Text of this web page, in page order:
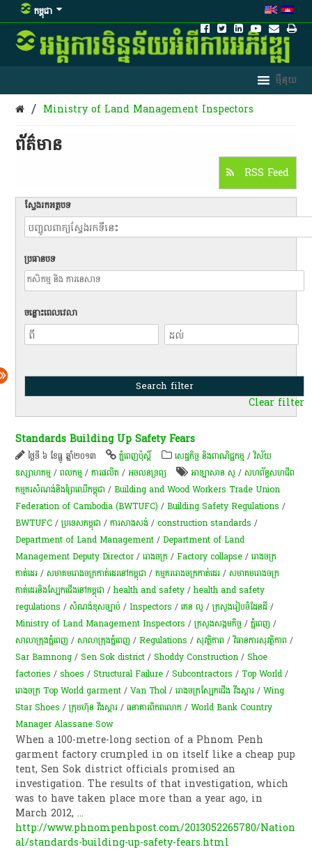
កម្ពុជា
/ Ministry of Land Management Inspectors
ព័ត៌មាន​
RSS Feed
ស្វែងរកអត្ថបទ
ប្រធានបទ
ចន្លោះពេលវេលា
Clear filter
Standards Building Up Safety Fears
ថ្ងៃទី ៦ ខែធ្នូ ឆ្នាំ២០១៣ ភ្នំពេញប៉ុស្តិ៍ សេដ្ឋកិច្ច និងពាណិជ្ជកម្ម /វិស័យ
ឧស្សាហកម្ម /ពល​កម្ម /ការផលិត​ /​អចលនទ្រព្យ​ ​អាឡាសាន សូ /សហព័ន្ធ​សហជីព​
កម្មករ​សំណង់​និង​ព្រៃឈើ​កម្ពុជា /Building and Wood Workers Trade Union
Federation of Cambodia (BWTUFC) /Building Safety Regulations /
BWTUFC /ប្រទេសកម្ពុជា /ការសាងសង់ /construction standards /
Department of Land Management /Department of Land
Management Deputy Director/រោងចក្រ /Factory collapse /រោងចក្រ
កាត់ដេរ /សមាគមរោងចក្រកាត់ដេរនៅកម្ពុជា /កម្មករ​រោងចក្រ​កាត់ដេរ​ /សមាគមរោងចក្រ
កាត់ដេរនិងស្បែកជើងនៅកម្ពុជា /health and safety /health and safety
regulations /សំណង់​ខុសច្បាប់ /Inspectors /កេន លូ /ក្រសួង​រៀបចំ​ដែន​ដី /
Ministry of Land Management Inspectors /ក្រសួងសង្កមកិច្ច /ភ្នំពេញ /
សាលាក្រុងភ្នំពេញ /សាលាក្រុងភ្នំពេញ /Regulations /សុវត្ថិភាព​ /វិធានការសុវត្ថិភាព /
Sar Bamnong /Sen Sok district /Shoddy Construction /Shoe
factories /shoes /Structural Failure /Subcontractors /Top World /
រោងចក្រ​ Top World garment /Van Thol /រោងចក្រស្បែកជើង វីងស្តារ /Wing
Star Shoes /ក្រុមហ៊ុន​ ​វី​​​ង​ស្តារ /ធនាគារពិភពលោក /World Bank Country
Manager Alassane Sow
When a 100-metre-long section of a Phnom Penh
garment factory crumpled in on itself like a cheap pup
tent, Sen Sok district officials promised an
investigation. The results of that investigation, which
was to have taken place more than a year ago, in
March 2012,...
http://www.phnompenhpost.com/2013052265780/Nation
al/standards-building-up-safety-fears.html